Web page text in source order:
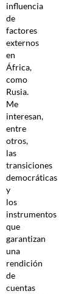
influencia
de
factores
externos
en
África,
como
Rusia.
Me
interesan,
entre
otros,
las
transiciones
democráticas
y
los
instrumentos
que
garantizan
una
rendición
de
cuentas